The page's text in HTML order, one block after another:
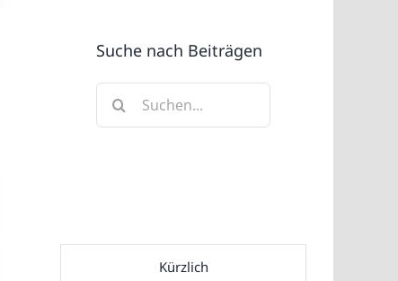
Suche nach Beiträgen
nach:
Kürzlich